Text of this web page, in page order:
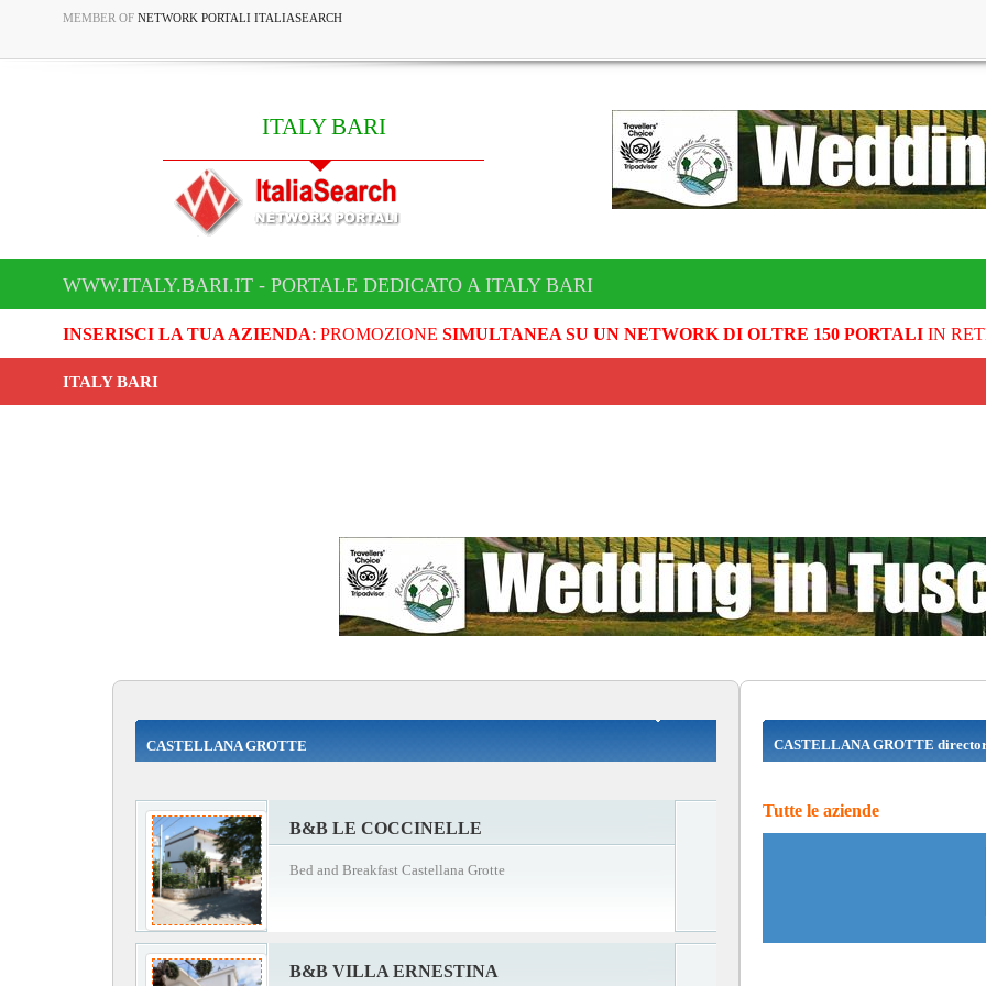
MEMBER OF NETWORK PORTALI ITALIASEARCH
ITALY BARI
WWW.ITALY.BARI.IT - PORTALE DEDICATO A ITALY BARI
INSERISCI LA TUA AZIENDA: PROMOZIONE SIMULTANEA SU UN NETWORK DI OLTRE 150 PORTALIIN
ITALY BARI
CASTELLANA GROTTE
B&B LE COCCINELLE
Bed and Breakfast Castellana Grotte
B&B VILLA ERNESTINA
CASTELLANA GROTTE
Tutte le aziende